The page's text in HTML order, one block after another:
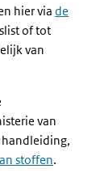
hier via de
of tot
van
van
handleiding,
stoffen.